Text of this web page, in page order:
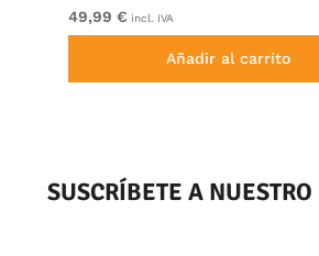
49,99 € incl. IVA
Añadir al carrito
SUSCRÍBETE A